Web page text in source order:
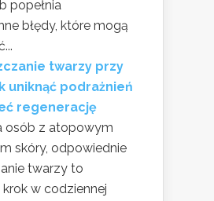
popełnia
błędy, które mogą
twarzy przy
uniknąć podrażnień
regenerację
osób z atopowym
skóry, odpowiednie
twarzy to
w codziennej